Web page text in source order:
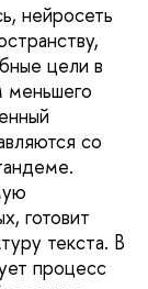
нейросеть
цели в
меньшего
со
готовит
текста. В
процесс